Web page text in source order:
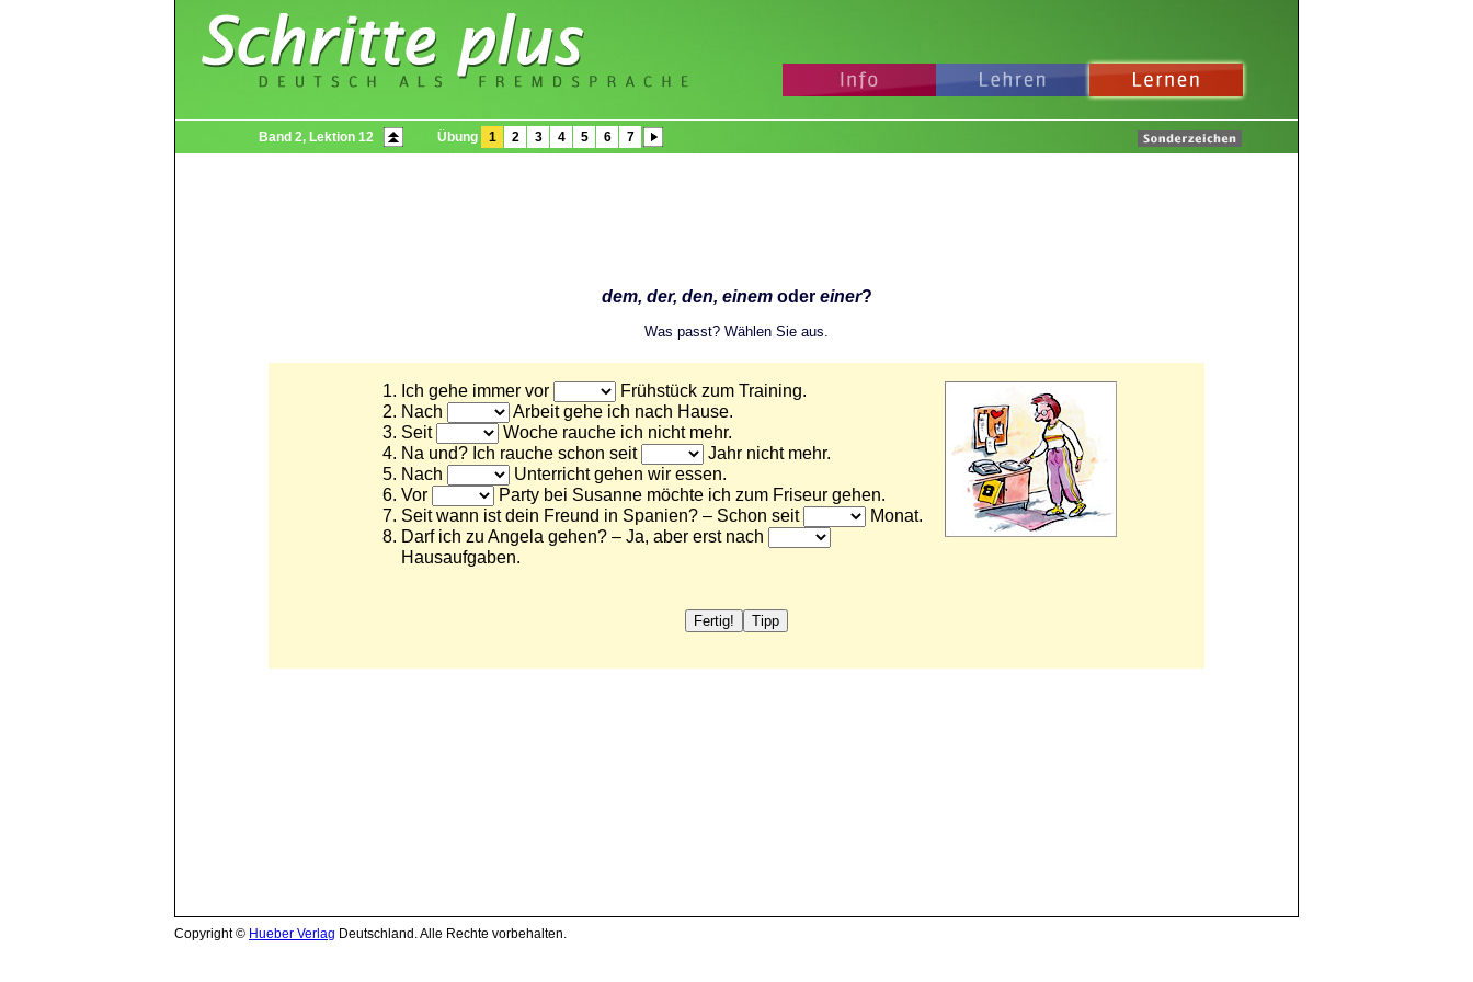
Copyright © Hueber Verlag Deutschland. Alle Rechte vorbehalten.